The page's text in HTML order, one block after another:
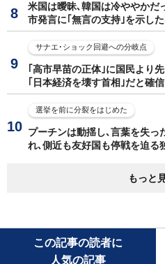
米国は曖昧､韓国は冷ややか
市発言に｢無言の支持｣を示し
サナエ･ショック回避への分岐点
｢高市早苗の正体｣に国民より
｢日本経済を壊す首相｣だと確
選挙を前に分裂をはじめた
プーチンは動揺し､言葉を失
れ､側近も友好国も停戦を迫る
もっと
この記事の読者に
人気の記事